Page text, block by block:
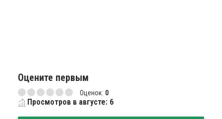
Оцените первым
Оценок: 0
Просмотров в августе: 6